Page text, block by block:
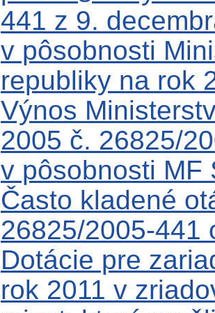
441 z 9.
v pôsobnosti
republiky na rok
Výnos
2005 č. 26825/
v pôsobnosti MF
Často kladené
26825/2005-441
Dotácie pre
rok 2011 v